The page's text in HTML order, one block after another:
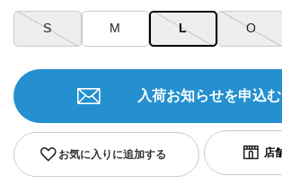
S M L O
お気に入りに追加する
入荷お知らせを申込む